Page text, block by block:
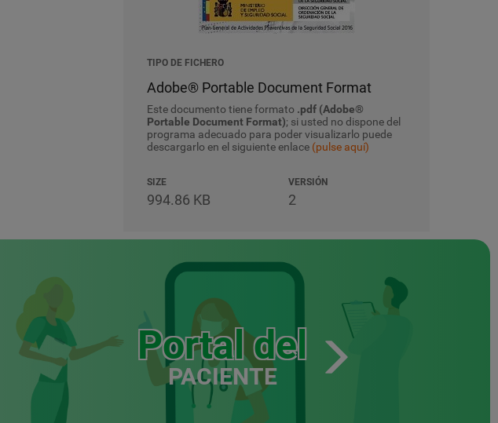
TIPO DE FICHERO
Adobe® Portable Document Format
Este documento tiene formato .pdf (Adobe®
Portable Document Format); si usted no dispone del
programa adecuado para poder visualizarlo puede
descargarlo en el siguiente enlace (pulse aquí)
SIZE
994.86 KB
VERSIÓN
2
Portal del
PACIENTE